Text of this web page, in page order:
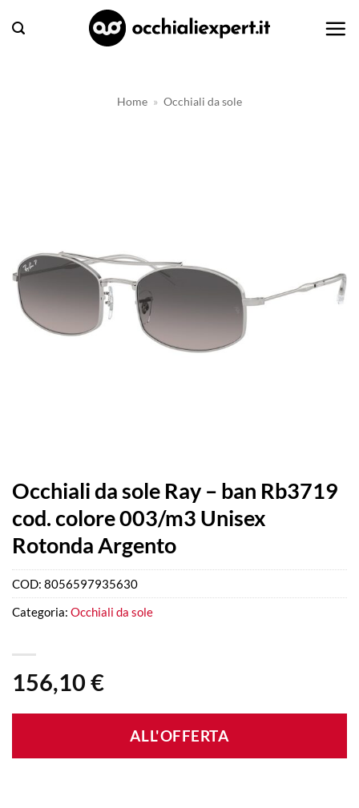
Home » Occhiali da sole
Occhiali da sole Ray – ban Rb3719
cod. colore 003/m3 Unisex
Rotonda Argento
156,10 €
ALL'OFFERTA
COD: 8056597935630
Categoria: Occhiali da sole